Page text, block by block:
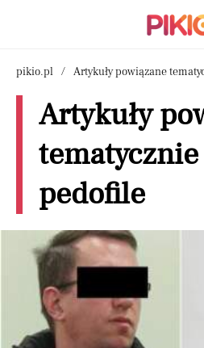
pikio.pl Artykuły powiązane
Artykuły
pedofile